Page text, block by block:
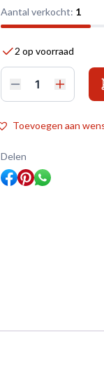
Aantal verkocht: 1
2 op voorraad
RPM
1/72
Mk
aantal
Toevoegen aan
Delen